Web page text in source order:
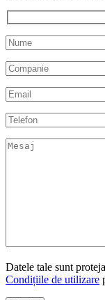
Datele tale sunt
Condițiile de utilizare